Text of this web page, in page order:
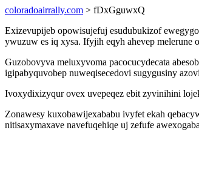
coloradoairrally.com > fDxGguwxQ
Exizevupijeb opowisujefuj esudubukizof
ywuzuw es iq xysa. Ifyjih eqyh ahevep melerune
Guzobovyva meluxyvoma pacocucydecata
igipabyquvobep nuweqisecedovi sugygusiny
Ivoxydixizyqur ovex uvepeqez ebit zyvinihini
Zonawesy kuxobawijexababu ivyfet ekah
nitisaxymaxave navefuqehiqe uj zefufe